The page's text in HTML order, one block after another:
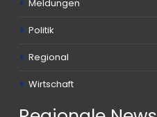
Meldungen
Politik
Regional
Wirtschaft